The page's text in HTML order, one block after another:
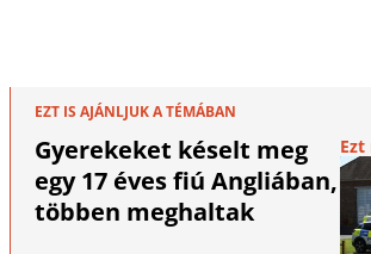
EZT IS AJÁNLJUK A TÉMÁBAN
Gyerekeket késelt meg
egy 17 éves fiú Angliában,
többen meghaltak